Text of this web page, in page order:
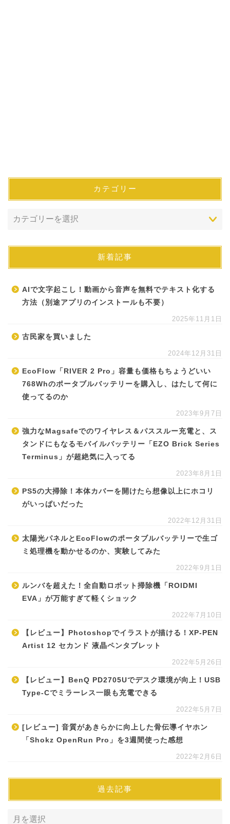
カテゴリー
新着記事
AIで文字起こし！動画から音声を無料でテキスト化する
方法（別途アプリのインストールも不要）
2025年11月1日
古民家を買いました
2024年12月31日
EcoFlow「RIVER 2 Pro」容量も価格もちょうどいい
768Whのポータブルバッテリーを購入し、はたして何に
使ってるのか
2023年9月7日
強力なMagsafeでのワイヤレス＆パススルー充電と、ス
タンドにもなるモバイルバッテリー「EZO Brick Series
Terminus」が超絶気に入ってる
2023年8月1日
PS5の大掃除！本体カバーを開けたら想像以上にホコリ
がいっぱいだった
2022年12月31日
太陽光パネルとEcoFlowのポータブルバッテリーで生ゴ
ミ処理機を動かせるのか、実験してみた
2022年9月1日
ルンバを超えた！全自動ロボット掃除機「ROIDMI
EVA」が万能すぎて軽くショック
2022年7月10日
【レビュー】Photoshopでイラストが描ける！XP-PEN
Artist 12 セカンド 液晶ペンタブレット
2022年5月26日
【レビュー】BenQ PD2705Uでデスク環境が向上！USB
Type-Cでミラーレス一眼も充電できる
2022年5月7日
[レビュー] 音質があきらかに向上した骨伝導イヤホン
「Shokz OpenRun Pro」を3週間使った感想
2022年2月6日
過去記事